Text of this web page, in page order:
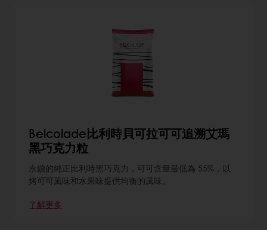
Belcolade比利時貝可拉可可追溯艾瑪
黑巧克力粒
永續的純正比利時黑巧克力，可可含量最低為 55%，以
烤可可風味和水果味提供均衡的風味。
了解更多